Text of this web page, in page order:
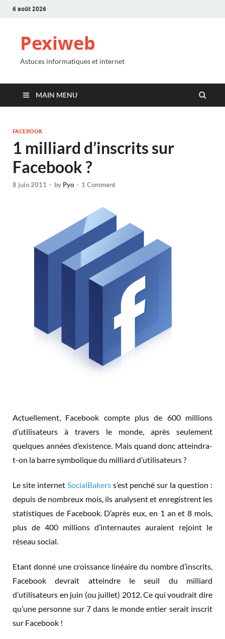
6 août 2026
Pexiweb
Astuces informatiques et internet
MAIN MENU
FACEBOOK
1 milliard d’inscrits sur
Facebook ?
8 juin 2011 - by Pyo - 1 Comment
Actuellement, Facebook compte plus de 600 millions
d’utilisateurs à travers le monde, après seulement
quelques années d’existence. Mais quand donc atteindra-
t-on la barre symbolique du milliard d’utilisateurs ?
Le site internet SocialBakerss’est penché sur la question :
depuis de nombreux mois, ils analysent et enregistrent les
statistiques de Facebook. D’après eux, en 1 an et 8 mois,
plus de 400 millions d’internautes auraient rejoint le
réseau social.
Etant donné une croissance linéaire du nombre d’inscrits,
Facebook devrait atteindre le seuil du milliard
d’utilisateurs en juin (ou juillet) 2012. Ce qui voudrait dire
qu’une personne sur 7 dans le monde entier serait inscrit
sur Facebook !